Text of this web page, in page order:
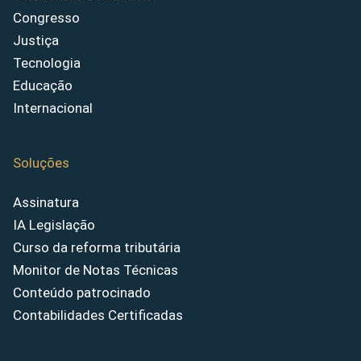
Congresso
Justiça
Tecnologia
Educação
Internacional
Soluções
Assinatura
IA Legislação
Curso da reforma tributária
Monitor de Notas Técnicas
Conteúdo patrocinado
Contabilidades Certificadas